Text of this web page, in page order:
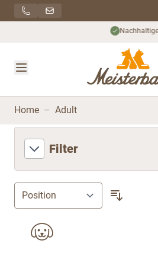
Direkt zum Inhalt
Nachhaltiger
Home – Adult
Filter